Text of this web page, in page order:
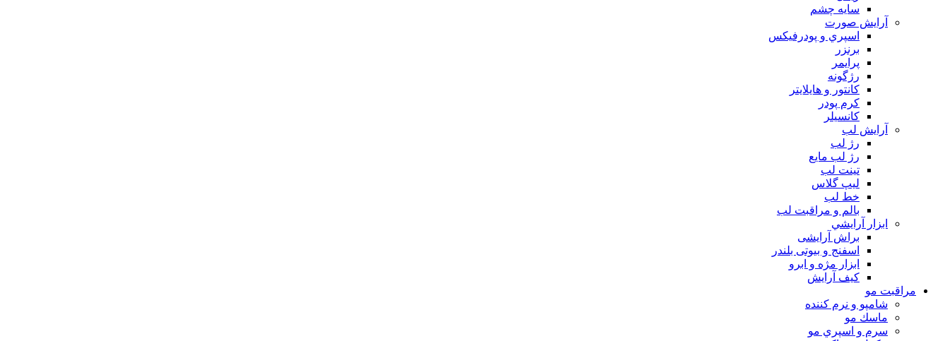
سايه چشم
آرايش صورت
اسپري و پودرفيكس
برنزر
پرايمر
رژگونه
كانتور و هايلايتر
كرم پودر
كانسيلر
آرايش لب
رژ لب
رژ لب مایع
تینت لب
لیپ گلاس
خط لب
بالم و مراقبت لب
ابزار آرايشي
براش آرایشی
اسفنج و بیوتی بلندر
ابزار مژه و ابرو
کیف آرایش
مراقبت مو
شامپو و نرم كننده
ماسك مو
سرم و اسپري مو